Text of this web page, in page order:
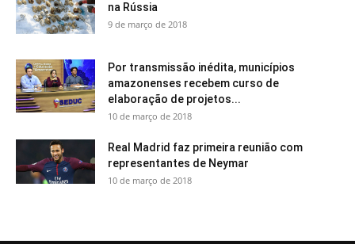
na Rússia
9 de março de 2018
Por transmissão inédita, municípios
amazonenses recebem curso de
elaboração de projetos...
10 de março de 2018
Real Madrid faz primeira reunião com
representantes de Neymar
10 de março de 2018